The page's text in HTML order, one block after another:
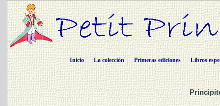
Inicio La colección Primeras ediciones Libros